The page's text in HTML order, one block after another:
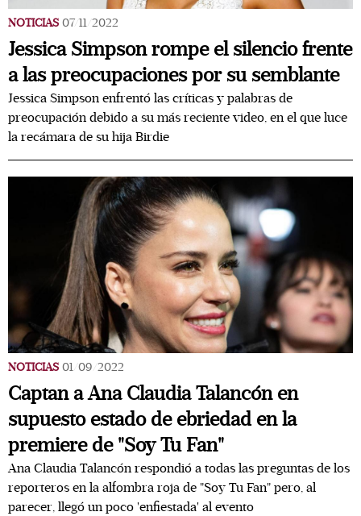
NOTICIAS 07/11/2022
Jessica Simpson rompe el silencio frente
a las preocupaciones por su semblante
Jessica Simpson enfrentó las críticas y palabras de
preocupación debido a su más reciente video, en el que luce
la recámara de su hija Birdie
NOTICIAS 01/09/2022
Captan a Ana Claudia Talancón en
supuesto estado de ebriedad en la
premiere de "Soy Tu Fan"
Ana Claudia Talancón respondió a todas las preguntas de los
reporteros en la alfombra roja de "Soy Tu Fan" pero, al
parecer, llegó un poco 'enfiestada' al evento